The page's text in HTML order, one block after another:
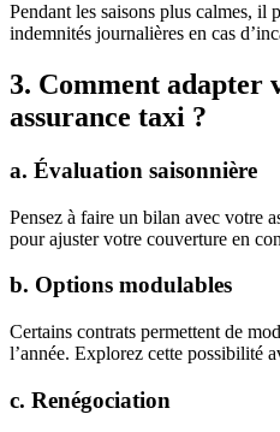
Pendant les saisons plus calmes, il
indemnités journalières en cas
3. Comment adapter
assurance taxi ?
a. Évaluation saisonnière
Pensez à faire un bilan avec votre
pour ajuster votre couverture en
b. Options modulables
Certains contrats permettent de
l’année. Explorez cette possibilité
c. Renégociation